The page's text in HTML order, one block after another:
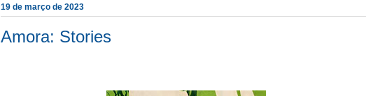
19 de março de 2023
Amora: Stories